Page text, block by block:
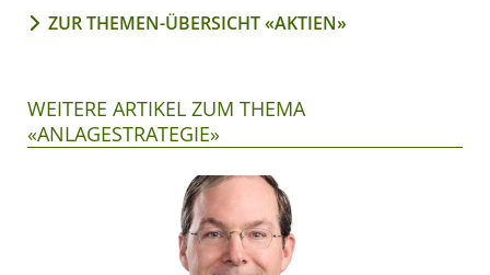
ZUR THEMEN-ÜBERSICHT «AKTIEN»
WEITERE ARTIKEL ZUM THEMA
«ANLAGESTRATEGIE»